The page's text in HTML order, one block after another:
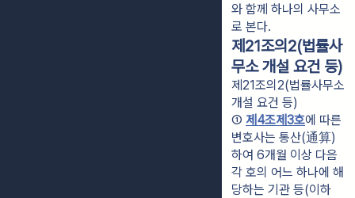
와 함께 하나의 사무소
로 본다.
제21조의2(법률사
무소 개설 요건 등)
제21조의2(법률사무소
개설 요건 등)
① 제4조제3호에 따른
변호사는 통산(通算)
하여 6개월 이상 다음
각 호의 어느 하나에 해
당하는 기관 등(이하